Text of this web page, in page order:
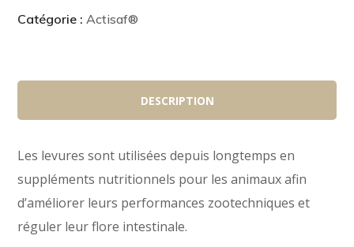
Catégorie :Actisaf®
DESCRIPTION
Les levures sont utilisées depuis longtemps en
suppléments nutritionnels pour les animaux afin
d’améliorer leurs performances zootechniques et
réguler leur flore intestinale.